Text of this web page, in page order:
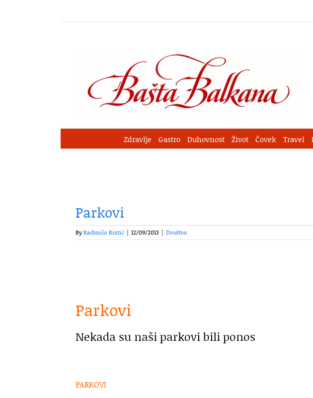
Zdravlje Gastro Duhovnost Život Čovek Travel
Parkovi
ByRadmilo Ristić | 12/09/2013 | Društvo
Parkovi
Nekada su naši parkovi bili ponos
PARKOVI